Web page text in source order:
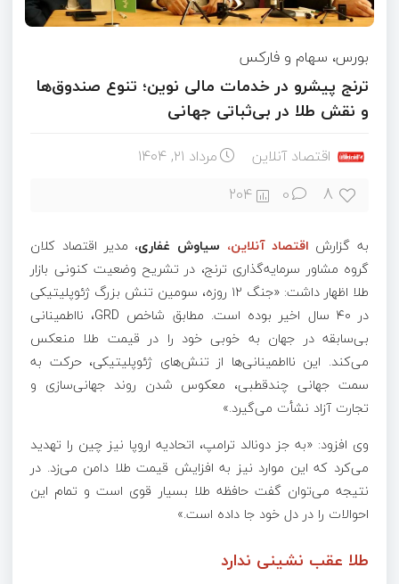
بورس، سهام و فارکس
ترنج پیشرو در خدمات مالی نوین؛ تنوع صندوق‌ها
و نقش طلا در بی‌ثباتی جهانی
اقتصاد آنلاین مرداد ۲۱, ۱۴۰۴
8
0
204
به گزارش اقتصاد آنلاین، سیاوش غفاری، مدیر اقتصاد کلان
گروه مشاور سرمایه‌گذاری ترنج، در تشریح وضعیت کنونی بازار
طلا اظهار داشت: «جنگ ۱۲ روزه، سومین تنش بزرگ ژئوپلیتیکی
در ۴۰ سال اخیر بوده است. مطابق شاخص GRD، نااطمینانی
بی‌سابقه در جهان به خوبی خود را در قیمت طلا منعکس
می‌کند. این نااطمینانی‌ها از تنش‌های ژئوپلیتیکی، حرکت به
سمت جهانی چندقطبی، معکوس شدن روند جهانی‌سازی و
تجارت آزاد نشأت می‌گیرد.»
وی افزود: «به جز دونالد ترامپ، اتحادیه اروپا نیز چین را تهدید
می‌کرد که این موارد نیز به افزایش قیمت طلا دامن می‌زد. در
نتیجه می‌توان گفت حافظه طلا بسیار قوی است و تمام این
احوالات را در دل خود جا داده است.»
طلا عقب نشینی ندارد